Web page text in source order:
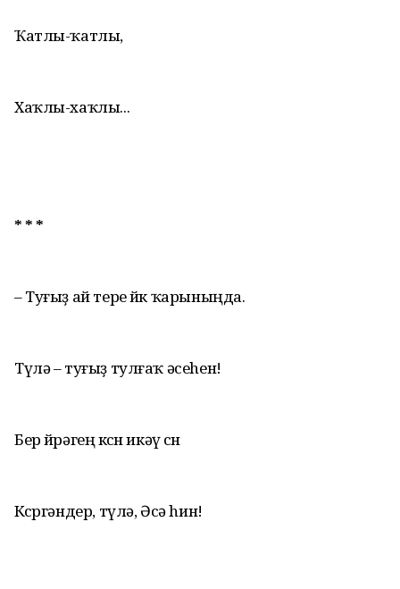
Ҡатлы-ҡатлы,
Хаҡлы-хаҡлы...
* * *
– Туғыҙ ай тере йөк ҡарыныңда.
Түлә – туғыҙ тулғаҡ әсеhен!
Бер йөрәгең көсөн икәү өсөн
Көсөргәндер, түлә, Әсә hин!